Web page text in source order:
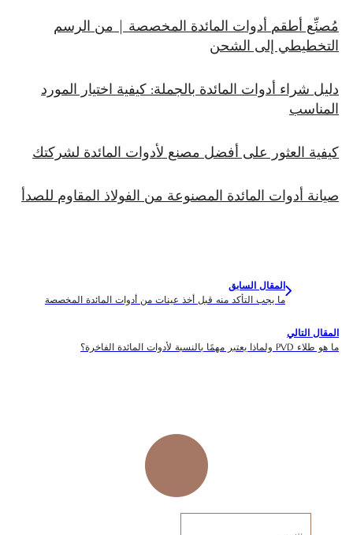
مُصنِّع أطقم أدوات المائدة المخصصة | من الرسم
التخطيطي إلى الشحن
دليل شراء أدوات المائدة بالجملة: كيفية اختيار المورد
المناسب
كيفية العثور على أفضل مصنع لأدوات المائدة لشركتك
صيانة أدوات المائدة المصنوعة من الفولاذ المقاوم للصدأ
المقال السابق
ما يجب التأكد منه قبل أخذ عينات من أدوات المائدة المخصصة
المقال التالي
ما هو طلاء PVD ولماذا يعتبر مهمًا بالنسبة لأدوات المائدة الفاخرة؟